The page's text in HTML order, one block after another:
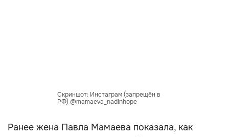
Скриншот: Инстаграм (запрещён в
РФ) @mamaeva_nadinhope
Ранее жена Павла Мамаева показала, как